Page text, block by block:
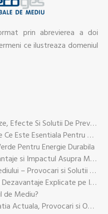
prin abrevierea a doi
ce ilustreaza domeniul
Poluarea Apelor Subterane: Cauze, Efecte Si Solutii De Prevenire
Ce Inseamna Energie Verde Si De Ce Este Esentiala Pentru Viitorul Planetei
Pentru Energie Durabila
Hidrocentrale: Avantaje, Dezavantaje si Impactul Asupra Mediului
Impactul Tehnologiei Asupra Mediului – Provocari si Solutii Sustenabile
Energia Geotermala: Avantaje si Dezavantaje Explicate pe Intelesul Tuturor
de Mediu?
Energia Eoliana in România: Situatia Actuala, Provocari si Oportunitati